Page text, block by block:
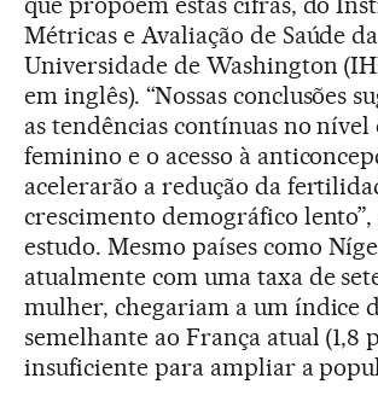
Métricas e Avaliação de Saúde da
Universidade de Washington
em inglês). “Nossas conclusões
as tendências contínuas no nível
feminino e o acesso à
acelerarão a redução da
crescimento demográfico
estudo. Mesmo países como
atualmente com uma taxa de
mulher, chegariam a um índice
semelhante ao França atual (1,8
insuficiente para ampliar a